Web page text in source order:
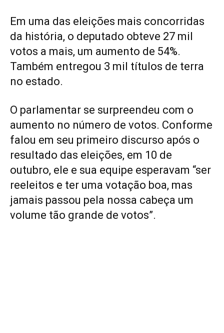
Em uma das eleições mais concorridas
da história, o deputado obteve 27 mil
votos a mais, um aumento de 54%.
Também entregou 3 mil títulos de terra
no estado.
O parlamentar se surpreendeu com o
aumento no número de votos. Conforme
falou em seu primeiro discurso após o
resultado das eleições, em 10 de
outubro, ele e sua equipe esperavam “ser
reeleitos e ter uma votação boa, mas
jamais passou pela nossa cabeça um
volume tão grande de votos”.